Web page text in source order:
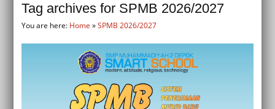
Tag archives for SPMB 2026/2027
You are here: Home »SPMB 2026/2027